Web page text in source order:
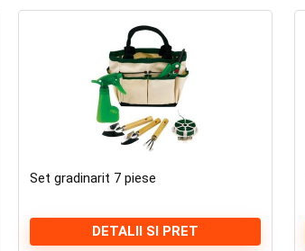
Set gradinarit 7 piese
DETALII SI PRET